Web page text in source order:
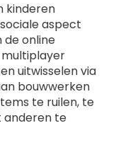
kinderen
aspect
online
uitwisselen via
bouwwerken
te ruilen, te
anderen te